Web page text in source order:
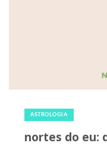
ASTROLOGIA
nortes do eu: